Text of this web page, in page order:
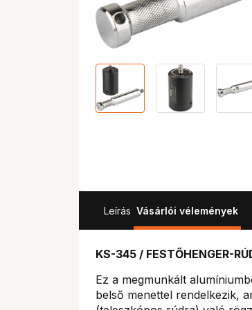
Leírás Vásárlói vélemények
KS-345 / FESTŐHENGER-
Ez a megmunkált
belső menettel rendelkezik,